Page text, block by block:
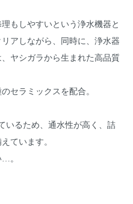
もしやすいという浄水機器と
アしながら、同時に、浄水器
ヤシガラから生まれた高品質
セラミックスを配合。
いるため、通水性が高く、詰
ています。
。